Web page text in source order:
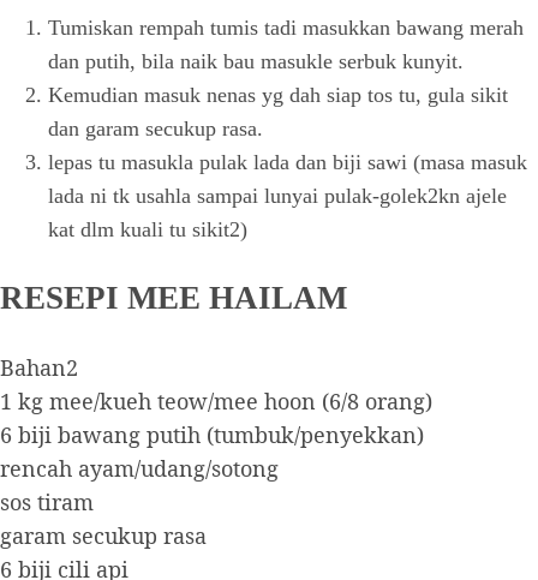
Tumiskan rempah tumis tadi masukkan bawang merah
dan putih, bila naik bau masukle serbuk kunyit.
Kemudian masuk nenas yg dah siap tos tu, gula sikit
dan garam secukup rasa.
lepas tu masukla pulak lada dan biji sawi (masa masuk
lada ni tk usahla sampai lunyai pulak-golek2kn ajele
kat dlm kuali tu sikit2)
RESEPI MEE HAILAM
Bahan2
1 kg mee/kueh teow/mee hoon (6/8 orang)
6 biji bawang putih (tumbuk/penyekkan)
rencah ayam/udang/sotong
sos tiram
garam secukup rasa
6 biji cili api